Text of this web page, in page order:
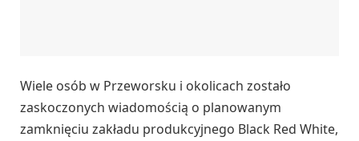
Wiele osób w Przeworsku i okolicach zostało
zaskoczonych wiadomością o planowanym
zamknięciu zakładu produkcyjnego Black Red White,